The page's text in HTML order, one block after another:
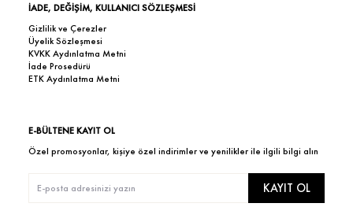
İADE, DEĞİŞİM, KULLANICI SÖZLEŞMESİ
Gizlilik ve Çerezler
Üyelik Sözleşmesi
KVKK Aydınlatma Metni
İade Prosedürü
ETK Aydınlatma Metni
E-BÜLTENE KAYIT OL
Özel promosyonlar, kişiye özel indirimler ve yenilikler ile ilgili bilgi alın
KAYIT OL